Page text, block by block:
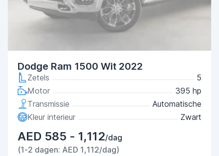
Dodge Ram 1500 Wit 2022
Zetels
5
Motor
395 hp
Transmissie
Automatische
Kleur interieur
Zwart
AED 585 - 1,112/dag
(1-2 dagen: AED 1,112/dag)